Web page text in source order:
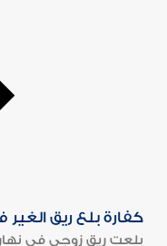
كفارة بلع ريق
بلعت ريق زوجي في